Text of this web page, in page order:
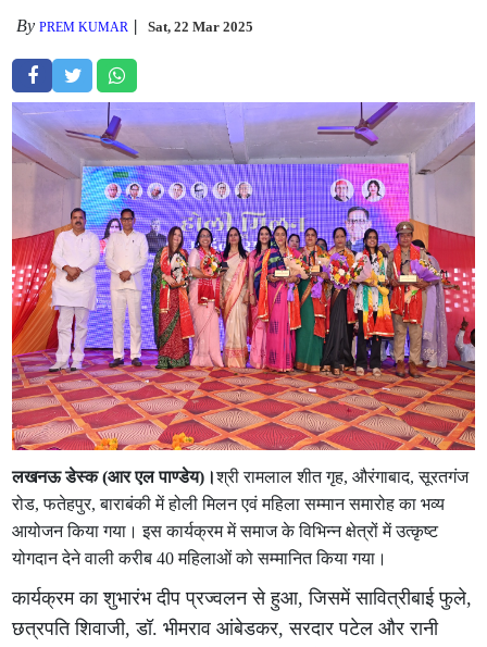
ByPREM KUMAR Sat, 22 Mar 2025
लखनऊ डेस्क (आर एल पाण्डेय)।श्री रामलाल शीत गृह, औरंगाबाद, सूरतगंज
रोड, फतेहपुर, बाराबंकी में होली मिलन एवं महिला सम्मान समारोह का भव्य
आयोजन किया गया। इस कार्यक्रम में समाज के विभिन्न क्षेत्रों में उत्कृष्ट
योगदान देने वाली करीब 40 महिलाओं को सम्मानित किया गया।
कार्यक्रम का शुभारंभ दीप प्रज्वलन से हुआ, जिसमें सावित्रीबाई फुले,
छत्रपति शिवाजी, डॉ. भीमराव आंबेडकर, सरदार पटेल और रानी